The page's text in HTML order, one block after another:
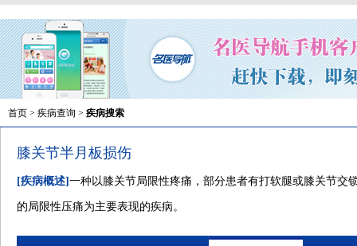
首页 > 疾病查询 > 疾病搜索
膝关节半月板损伤
[疾病概述] 一种以膝关节局限性疼痛，部分患者有打软腿或膝关节交
的局限性压痛为主要表现的疾病。